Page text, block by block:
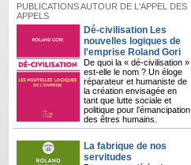
PUBLICATIONS AUTOUR DE L'APPEL DES
APPELS
Dé-civilisation Les
nouvelles logiques de
l'emprise Roland Gori
De quoi la « dé-civilisation »
est-elle le nom ? Un éloge
réparateur et humaniste de
la création envisagée en
tant que lutte sociale et
politique pour l’émancipation
des êtres humains.
La fabrique de nos
servitudes